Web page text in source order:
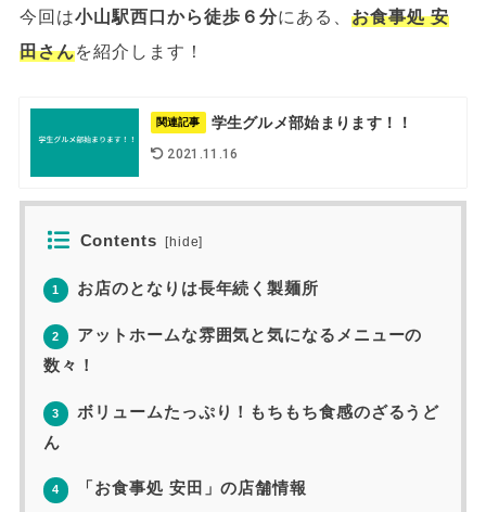
今回は小山駅西口から徒歩６分にある、 お食事処 安
田さんを紹介します！
関連記事 学生グルメ部始まります！！
2021.11.16
Contents [hide]
1 お店のとなりは長年続く製麺所
2
アットホームな雰囲気と気になるメニューの
数々！
3
ボリュームたっぷり！もちもち食感のざるうど
ん
4 「お食事処 安田」の店舗情報